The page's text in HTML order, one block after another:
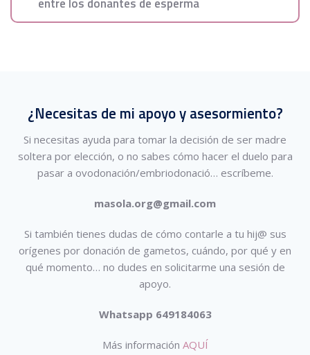
¿Necesitas de mi apoyo y asesormiento?
Si necesitas ayuda para tomar la decisión de ser madre
soltera por elección, o no sabes cómo hacer el duelo para
pasar a ovodonación/embriodonació… escríbeme.
masola.org@gmail.com
Si también tienes dudas de cómo contarle a tu hij@ sus
orígenes por donación de gametos, cuándo, por qué y en
qué momento… no dudes en solicitarme una sesión de
apoyo.
Whatsapp 649184063
Más información AQUÍ